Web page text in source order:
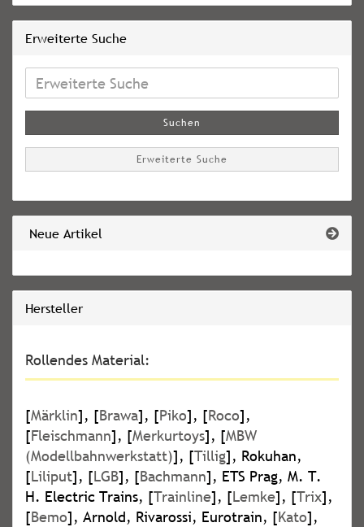
Erweiterte Suche
Erweiterte
Suche
Suchen
Erweiterte Suche
Neue Artikel
Hersteller
Rollendes Material:
[Märklin], [Brawa], [Piko], [Roco],
[Fleischmann], [Merkurtoys], [MBW
(Modellbahnwerkstatt)], [Tillig], Rokuhan,
[Liliput], [LGB], [Bachmann], ETS Prag, M. T.
H. Electric Trains, [Trainline], [Lemke], [Trix],
[Bemo], Arnold, Rivarossi, Eurotrain, [Kato],